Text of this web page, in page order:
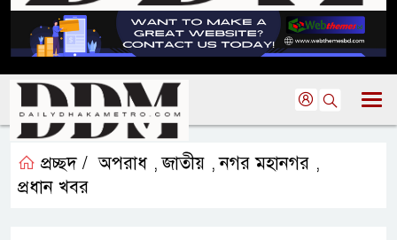
প্রচ্ছদ / অপরাধ ,জাতীয় ,নগর মহানগর ,
প্রধান খবর